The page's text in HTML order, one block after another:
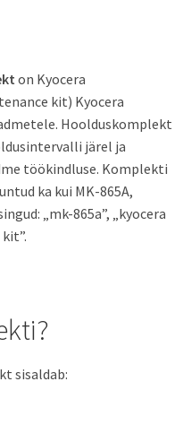
on Kyocera
kit) Kyocera
Hoolduskomplekt
järel ja
töökindluse. Komplekti
ka kui MK-865A,
„mk-865a”, „kyocera
sisaldab: